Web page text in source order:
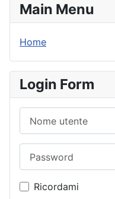
Main Menu
Home
Login Form
Ricordami